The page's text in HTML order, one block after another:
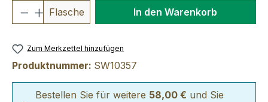
Produkt Anzahl: Gib den
Flasche In den Warenkorb
Zum Merkzettel hinzufügen
Produktnummer: SW10357
Bestellen Sie für weitere 58,00 € und Sie